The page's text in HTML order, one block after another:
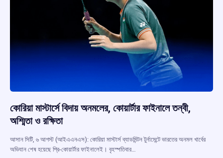
কোরিয়া মাস্টার্সে বিদায় অনমলের, কোয়ার্টার ফাইনালে তন্বী,
অশ্মিতা ও রক্ষিতা
আসান সিটি, ৬ আগস্ট (আইএএনএস): কোরিয়া মাস্টার্স ব্যাডমিন্টন টুর্নামেন্টে ভারতের অনমল খার্বের
অভিযান শেষ হয়েছে প্রি-কোয়ার্টার ফাইনালেই। বৃহস্পতিবার…